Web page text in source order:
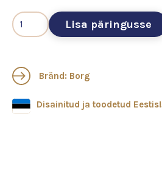
Lisa päringusse
Bränd: Borg
Disainitud ja toodetud Eestis!